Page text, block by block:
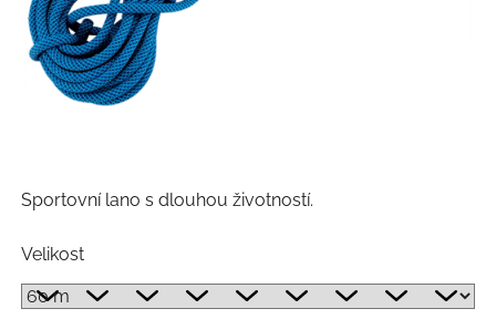
Sportovní lano s dlouhou životností.
Velikost